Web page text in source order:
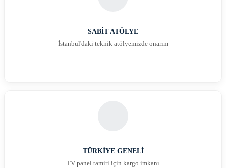
SABİT ATÖLYE
İstanbul'daki teknik atölyemizde onarım
TÜRKİYE GENELİ
TV panel tamiri için kargo imkanı